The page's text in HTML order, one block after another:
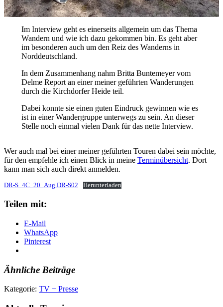
Im Interview geht es einerseits allgemein um das Thema
Wandern und wie ich dazu gekommen bin. Es geht aber
im besonderen auch um den Reiz des Wanderns in
Norddeutschland.
In dem Zusammenhang nahm Britta Buntemeyer vom
Delme Report an einer meiner geführten Wanderungen
durch die Kirchdorfer Heide teil.
Dabei konnte sie einen guten Eindruck gewinnen wie es
ist in einer Wandergruppe unterwegs zu sein. An dieser
Stelle noch einmal vielen Dank für das nette Interview.
Wer auch mal bei einer meiner geführten Touren dabei sein möchte,
für den empfehle ich einen Blick in meine Terminübersicht. Dort
kann man sich auch direkt anmelden.
DR-S_4C_20_Aug.DR-S02 Herunterladen
Teilen mit:
E-Mail
WhatsApp
Pinterest
Ähnliche Beiträge
Kategorie: TV + Presse